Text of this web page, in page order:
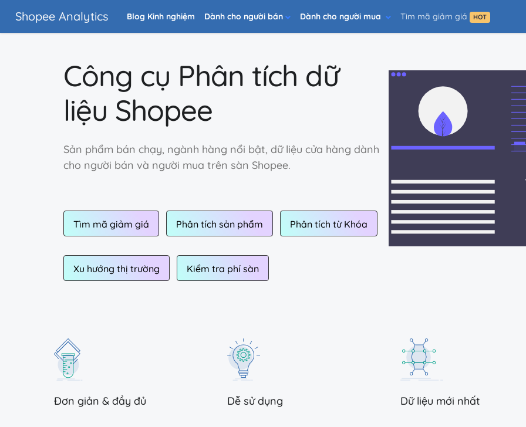
Shopee Analytics Blog Kinh nghiệm Dành cho người bán Dành cho người mua Tìm mã giảm giá HOT
Công cụ Phân tích dữ
liệu Shopee
Sản phẩm bán chạy, ngành hàng nổi bật, dữ liệu cửa hàng dành
cho người bán và người mua trên sàn Shopee.
Tìm mã giảm giá Phân tích sản phẩm Phân tích từ Khóa
Xu hướng thị trường Kiểm tra phí sàn
Đơn giản & đầy đủ Dễ sử dụng Dữ liệu mới nhất